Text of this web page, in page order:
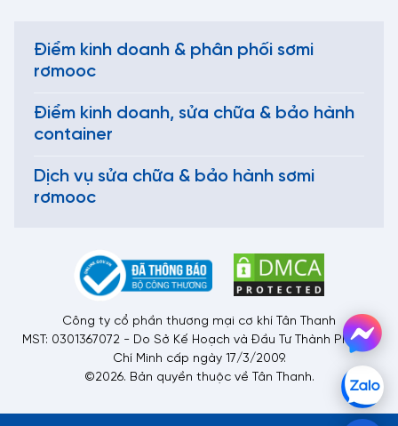
Điểm kinh doanh & phân phối sơmi
rơmooc
Điểm kinh doanh, sửa chữa & bảo hành
container
Dịch vụ sửa chữa & bảo hành sơmi
rơmooc
Công ty cổ phần thương mại cơ khí Tân Thanh
MST: 0301367072 - Do Sở Kế Hoạch và Đầu Tư Thành Phố Hồ
Chí Minh cấp ngày 17/3/2009.
©2026. Bản quyền thuộc về Tân Thanh.